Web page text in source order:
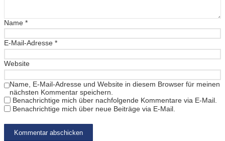
Name *
E-Mail-Adresse *
Website
Name, E-Mail-Adresse und Website in diesem Browser für meinen
nächsten Kommentar speichern.
Benachrichtige mich über nachfolgende Kommentare via E-Mail.
Benachrichtige mich über neue Beiträge via E-Mail.